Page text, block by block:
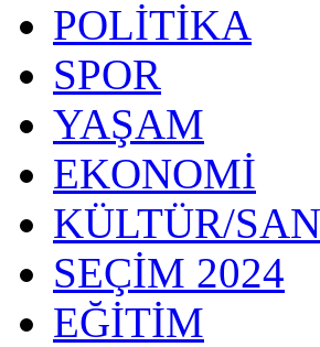
POLİTİKA
SPOR
YAŞAM
EKONOMİ
KÜLTÜR/
SEÇİM 2024
EĞİTİM